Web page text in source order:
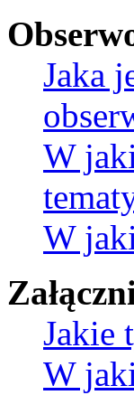
Jaka
W
W
Jakie
W